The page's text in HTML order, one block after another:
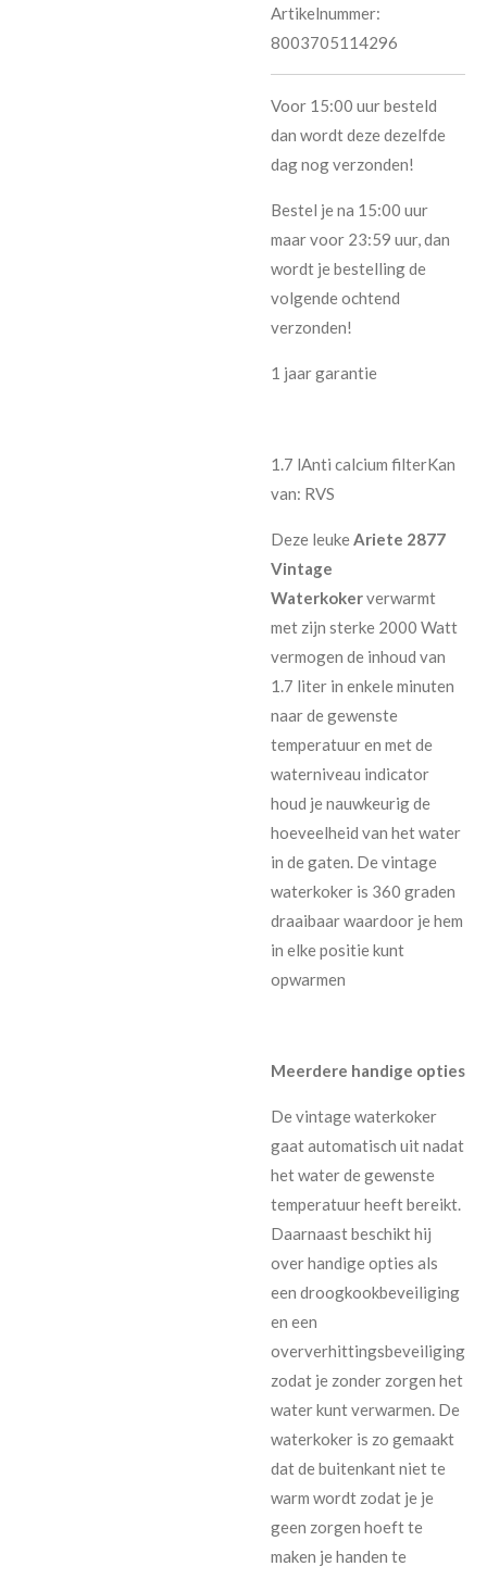
Artikelnummer:
8003705114296
Voor 15:00 uur besteld
dan wordt deze dezelfde
dag nog verzonden!
Bestel je na 15:00 uur
maar voor 23:59 uur, dan
wordt je bestelling de
volgende ochtend
verzonden!
1 jaar garantie
1.7 lAnti calcium filterKan
van: RVS
Deze leukeAriete 2877
Vintage
Waterkokerverwarmt
met zijn sterke 2000 Watt
vermogen de inhoud van
1.7 liter in enkele minuten
naar de gewenste
temperatuur en met de
waterniveau indicator
houd je nauwkeurig de
hoeveelheid van het water
in de gaten. De vintage
waterkoker is 360 graden
draaibaar waardoor je hem
in elke positie kunt
opwarmen
Meerdere handige opties
De vintage waterkoker
gaat automatisch uit nadat
het water de gewenste
temperatuur heeft bereikt.
Daarnaast beschikt hij
over handige opties als
een droogkookbeveiliging
en een
oververhittingsbeveiliging
zodat je zonder zorgen het
water kunt verwarmen. De
waterkoker is zo gemaakt
dat de buitenkant niet te
warm wordt zodat je je
geen zorgen hoeft te
maken je handen te